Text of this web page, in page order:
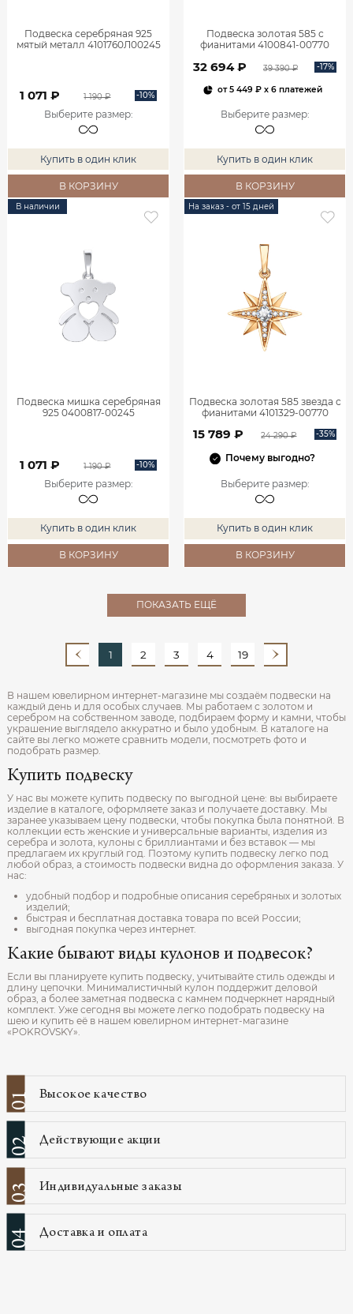
Подвеска серебряная 925
мятый металл 4101760Л00245
1 071 ₽ 1 190 ₽ -10%
Выберите размер:
Купить в один клик
В КОРЗИНУ
Подвеска золотая 585 с
фианитами 4100841-00770
32 694 ₽ 39 390 ₽ -17%
от5 449 ₽x 6 платежей
Выберите размер:
Купить в один клик
В КОРЗИНУ
В наличии
Подвеска мишка серебряная
925 0400817-00245
1 071 ₽ 1 190 ₽ -10%
Выберите размер:
Купить в один клик
В КОРЗИНУ
На заказ - от 15 дней
Подвеска золотая 585 звезда с
фианитами 4101329-00770
15 789 ₽ 24 290 ₽ -35%
Почему выгодно?
Выберите размер:
Купить в один клик
В КОРЗИНУ
ПОКАЗАТЬ ЕЩЁ
1 2 3 4 19
В нашем ювелирном интернет‑магазине мы создаём подвески на
каждый день и для особых случаев. Мы работаем с золотом и
серебром на собственном заводе, подбираем форму и камни, чтобы
украшение выглядело аккуратно и было удобным. В каталоге на
сайте вы легко можете сравнить модели, посмотреть фото и
подобрать размер.
Купить подвеску
У нас вы можете купить подвеску по выгодной цене: вы выбираете
изделие в каталоге, оформляете заказ и получаете доставку. Мы
заранее указываем цену подвески, чтобы покупка была понятной. В
коллекции есть женские и универсальные варианты, изделия из
серебра и золота, кулоны с бриллиантами и без вставок — мы
предлагаем их круглый год. Поэтому купить подвеску легко под
любой образ, а стоимость подвески видна до оформления заказа. У
нас:
удобный подбор и подробные описания серебряных и золотых
изделий;
быстрая и бесплатная доставка товара по всей России;
выгодная покупка через интернет.
Какие бывают виды кулонов и подвесок?
Если вы планируете купить подвеску, учитывайте стиль одежды и
длину цепочки. Минималистичный кулон поддержит деловой
образ, а более заметная подвеска с камнем подчеркнет нарядный
комплект. Уже сегодня вы можете легко подобрать подвеску на
шею и купить её в нашем ювелирном интернет‑магазине
«POKROVSKY».
01 Высокое качество
02 Действующие акции
03 Индивидуальные заказы
04 Доставка и оплата